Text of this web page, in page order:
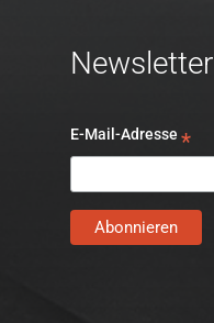
Newsletter
E-Mail-Adresse*